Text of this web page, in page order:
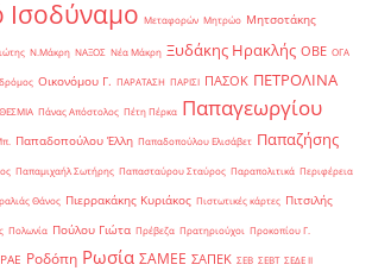
Ισοδύναμο Μεταφορών Μητρώο Μητσοτάκης
Ν.Μάκρη ΝΑΞΟΣ Νέα Μάκρη Ξυδάκης Ηρακλής ΟΒΕ ΟΓΑ
Οικονόμου Γ. ΠΑΡΑΤΑΣΗ ΠΑΡΙΣΙ ΠΑΣΟΚ ΠΕΤΡΟΛΙΝΑ
Πάνας Απόστολος Πέτη Πέρκα Παπαγεωργίου
Παπαδοπούλου Έλλη Παπαδοπούλου Ελισάβετ Παπαζήσης
Παπαμιχαήλ Σωτήρης Παπασταύρου Σταύρος Παραπολιτικά Περιφέρεια
Θάνος Πιερρακάκης Κυριάκος Πιστωτικές κάρτες Πιτσιλής
Πολωνία Πούλου Γιώτα Πρέβεζα Πρατηριούχοι Προκοπίου Γ.
ΡΑΕ Ροδόπη Ρωσία ΣΑΜΕΕ ΣΑΠΕΚ ΣΕΒ ΣΕΒΤ ΣΕΔΕ ΙΙ